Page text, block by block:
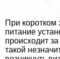
При коротком
питание
происходит
такой